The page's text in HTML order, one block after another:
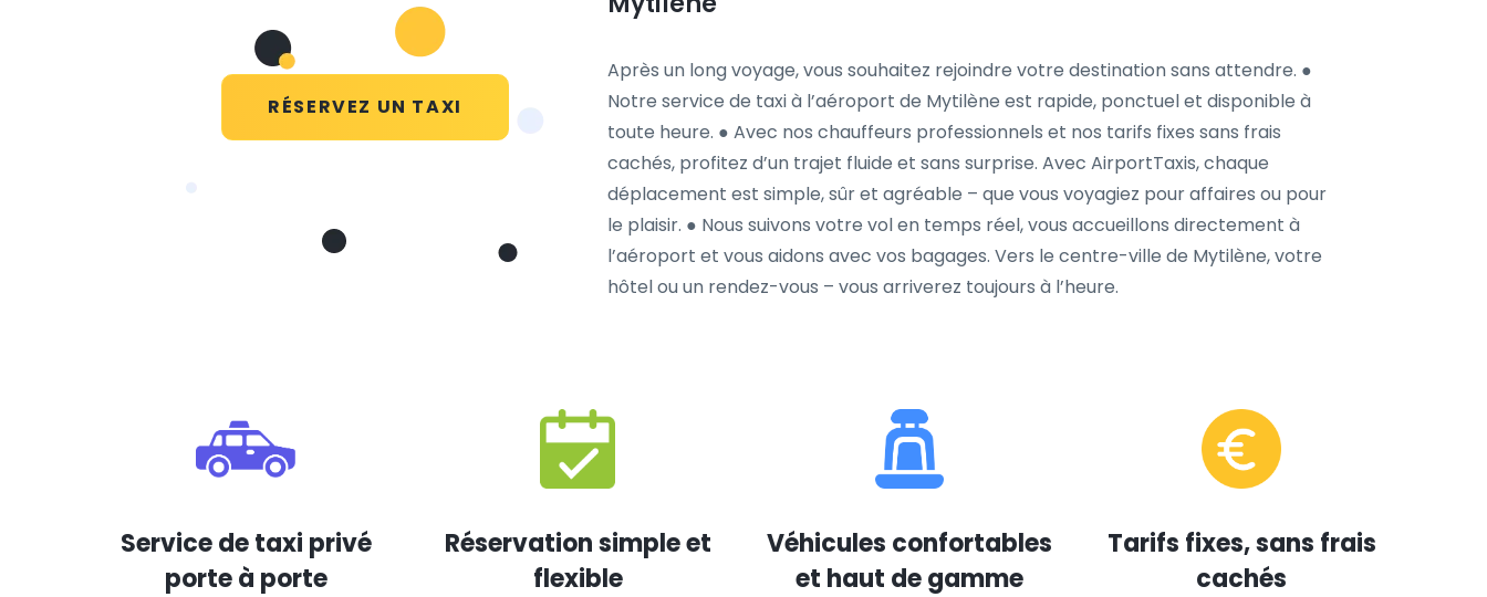
RÉSERVEZ UN TAXI
Après un long voyage, vous souhaitez rejoindre votre destination sans attendre. ●
Notre service de taxi à l’aéroport de Mytilène est rapide, ponctuel et disponible à
toute heure. ● Avec nos chauffeurs professionnels et nos tarifs fixes sans frais
cachés, profitez d’un trajet fluide et sans surprise. Avec AirportTaxis, chaque
déplacement est simple, sûr et agréable – que vous voyagiez pour affaires ou pour
le plaisir. ● Nous suivons votre vol en temps réel, vous accueillons directement à
l’aéroport et vous aidons avec vos bagages. Vers le centre-ville de Mytilène, votre
hôtel ou un rendez-vous – vous arriverez toujours à l’heure.
Service de taxi privé
porte à porte
Réservation simple et
flexible
Véhicules confortables
et haut de gamme
Tarifs fixes, sans frais
cachés